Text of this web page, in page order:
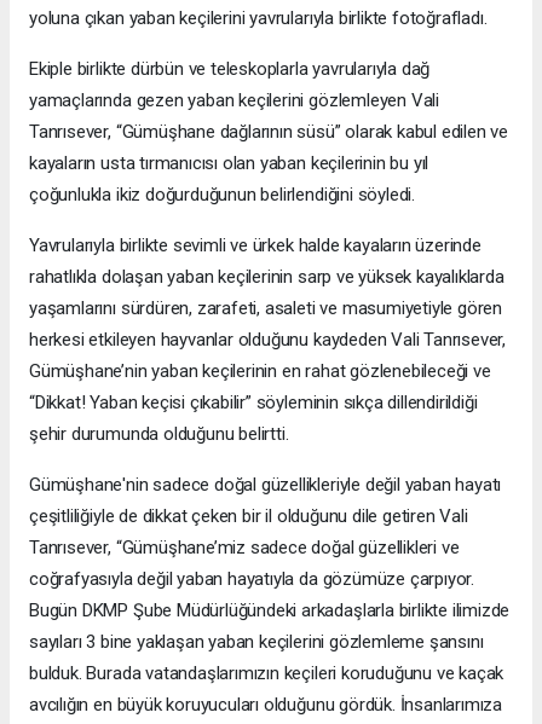
yoluna çıkan yaban keçilerini yavrularıyla birlikte fotoğrafladı.
Ekiple birlikte dürbün ve teleskoplarla yavrularıyla dağ
yamaçlarında gezen yaban keçilerini gözlemleyen Vali
Tanrısever, “Gümüşhane dağlarının süsü” olarak kabul edilen ve
kayaların usta tırmanıcısı olan yaban keçilerinin bu yıl
çoğunlukla ikiz doğurduğunun belirlendiğini söyledi.
Yavrularıyla birlikte sevimli ve ürkek halde kayaların üzerinde
rahatlıkla dolaşan yaban keçilerinin sarp ve yüksek kayalıklarda
yaşamlarını sürdüren, zarafeti, asaleti ve masumiyetiyle gören
herkesi etkileyen hayvanlar olduğunu kaydeden Vali Tanrısever,
Gümüşhane’nin yaban keçilerinin en rahat gözlenebileceği ve
“Dikkat! Yaban keçisi çıkabilir” söyleminin sıkça dillendirildiği
şehir durumunda olduğunu belirtti.
Gümüşhane'nin sadece doğal güzellikleriyle değil yaban hayatı
çeşitliliğiyle de dikkat çeken bir il olduğunu dile getiren Vali
Tanrısever, “Gümüşhane’miz sadece doğal güzellikleri ve
coğrafyasıyla değil yaban hayatıyla da gözümüze çarpıyor.
Bugün DKMP Şube Müdürlüğündeki arkadaşlarla birlikte ilimizde
sayıları 3 bine yaklaşan yaban keçilerini gözlemleme şansını
bulduk. Burada vatandaşlarımızın keçileri koruduğunu ve kaçak
avcılığın en büyük koruyucuları olduğunu gördük. İnsanlarımıza